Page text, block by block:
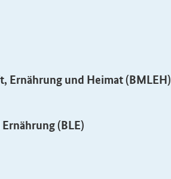
Ernährung und Heimat (BMLEH)
(BLE)